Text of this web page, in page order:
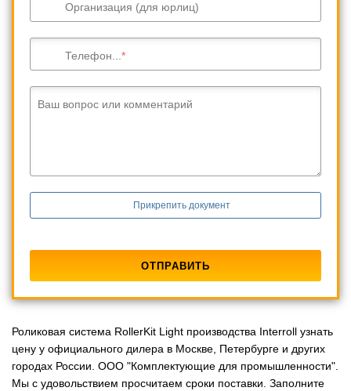
Организация (для юрлиц)
Телефон...
Ваш вопрос или комментарий
Прикрепить документ
Роликовая система RollerKit Light производства Interroll узнать
цену у официального дилера в Москве, Петербурге и других
городах России. ООО "Комплектующие для промышленности".
Мы с удовольствием просчитаем сроки поставки. Заполните